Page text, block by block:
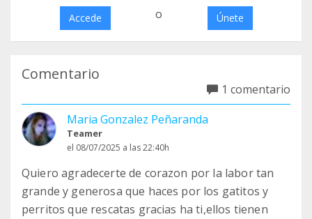
Accede o Únete
Comentario
1 comentario
Maria Gonzalez Peñaranda
Teamer
el 08/07/2025 a las 22:40h
Quiero agradecerte de corazon por la labor tan
grande y generosa que haces por los gatitos y
perritos que rescatas gracias ha ti,ellos tienen